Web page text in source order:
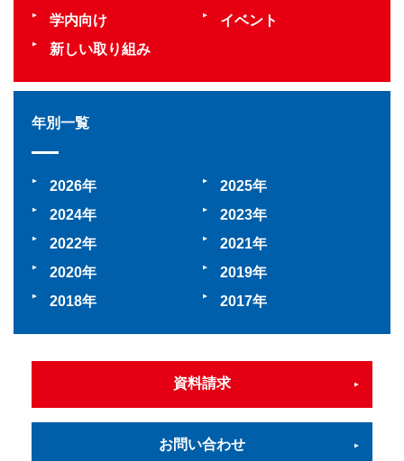
学内向け
イベント
新しい取り組み
年別一覧
2026
2025
2024
2023
2022
2021
2020
2019
2018
2017
資料請求
お問い合わせ